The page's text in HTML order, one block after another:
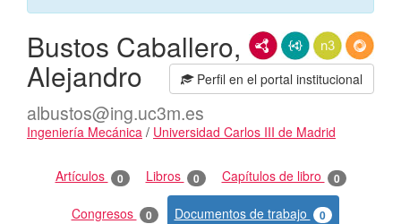
RDF/XMLJSON-LDN3/Turtle
Perfil en el portal institucional
Bustos Caballero,
Alejandro
albustos@ing.uc3m.es
Ingeniería Mecánica / Universidad Carlos III de Madrid
Actividades
Artículos 0 Libros 0 Capítulos de libro 0
Congresos 0 Documentos de trabajo 0